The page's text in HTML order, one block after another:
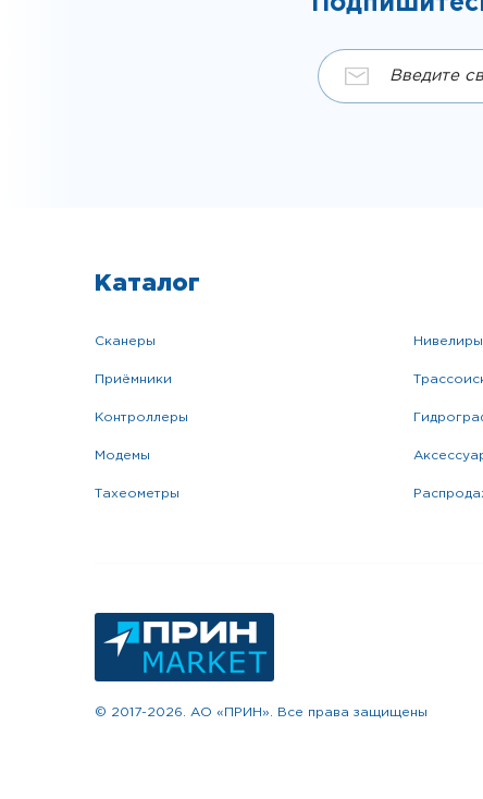
Каталог
сканеры
приёмники
контроллеры
модемы
тахеометры
нивелиры
© 2017-2026. АО «ПРИН». Все права защищены